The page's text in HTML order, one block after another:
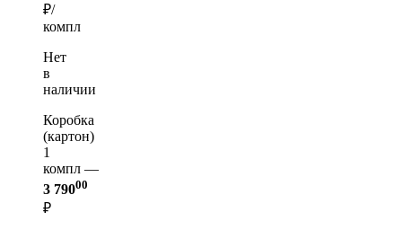
₽/
компл
Нет
в
наличии
Коробка
(картон)
1
компл —
3 79000
₽